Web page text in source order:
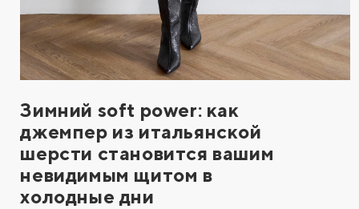
Зимний soft power: как
джемпер из итальянской
шерсти становится вашим
невидимым щитом в
холодные дни